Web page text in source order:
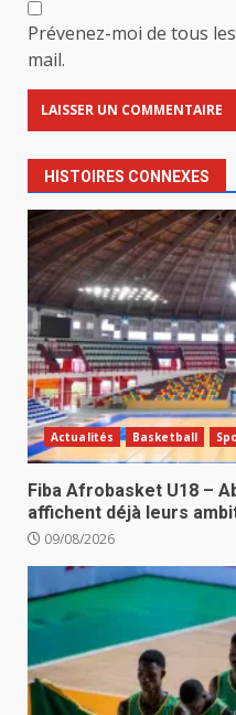
Prévenez-moi de tous
mail.
HISTOIRES CONNEXES
Actualités Basketball
Fiba Afrobasket U18 –
affichent déjà leurs
09/08/2026